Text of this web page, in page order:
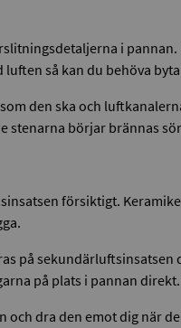
i
så kan du behöva
den ska och
stenarna börjar brännas
försiktigt.
på
på plats i pannan
dra den emot dig när